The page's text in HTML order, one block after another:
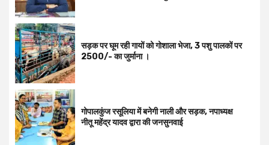
सड़क पर घूम रही गायों को गोशाला भेजा, 3 पशु पालकों पर
2500/- का जुर्माना ।
गोपालकुंज रसूलिया में बनेगी नाली और सड़क, नपाध्यक्ष
नीतू महेंद्र यादव द्वारा की जनसुनवाई